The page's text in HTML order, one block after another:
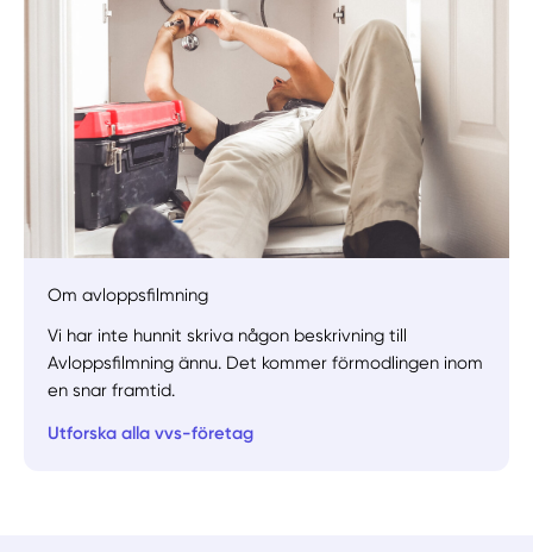
Om avloppsfilmning
Vi har inte hunnit skriva någon beskrivning till
Avloppsfilmning ännu. Det kommer förmodlingen inom
en snar framtid.
Utforska alla vvs-företag